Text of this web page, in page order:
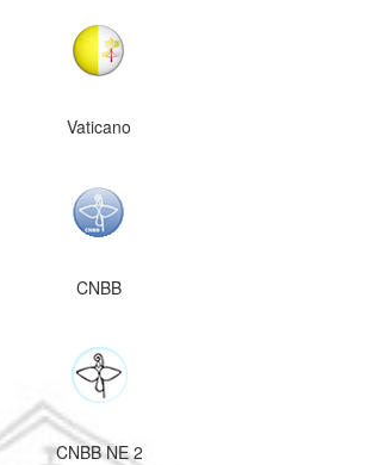
Vaticano
CNBB
CNBB NE 2